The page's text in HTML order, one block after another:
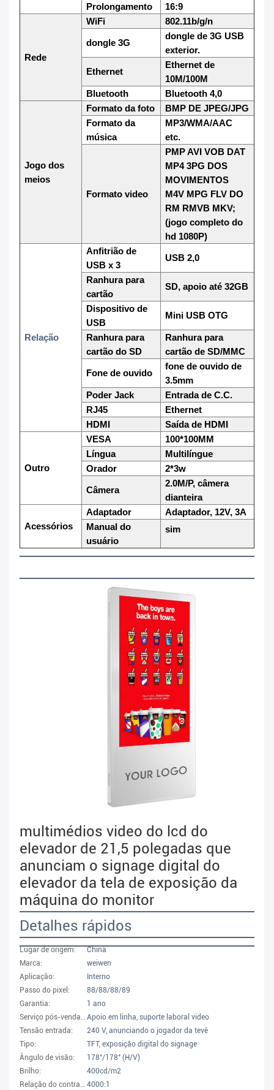
Prolongamento 16:9
Rede
WiFi 802.11b/g/n
dongle 3G
dongle de 3G USB
exterior.
Ethernet
Ethernet de
10M/100M
Bluetooth
Bluetooth 4,0
Jogo dos
meios
Formato da foto
BMP DE JPEG/JPG
Formato da
música
MP3/WMA/AAC
etc.
Formato video
PMP AVI VOB DAT
MP4 3PG DOS
MOVIMENTOS
M4V MPG FLV DO
RM RMVB MKV;
(jogo completo do
hd 1080P)
Relação
Anfitrião de
USB x 3
USB 2,0
Ranhura para
cartão
SD, apoio até 32GB
Dispositivo de
USB
Mini USB OTG
Ranhura para
cartão do SD
Ranhura para
cartão de SD/MMC
Fone de ouvido
fone de ouvido de
3.5mm
Poder Jack
Entrada de C.C.
RJ45
Ethernet
HDMI
Saída de HDMI
Outro
VESA
100*100MM
Língua
Multilíngue
Orador
2*3w
Câmera
2.0M/P, câmera
dianteira
Acessórios
Adaptador
Adaptador, 12V, 3A
Manual do
usuário
sim
multimédios video do lcd do
elevador de 21,5 polegadas que
anunciam o signage digital do
elevador da tela de exposição da
máquina do monitor
Detalhes rápidos
Lugar de origem:
China
Marca:
weiwen
Aplicação:
Interno
Passo do pixel:
88/88/88/89
Garantia:
1 ano
Serviço pós-venda proporcionado: Apoio em linha, suporte laboral video
Tensão entrada:
240 V, anunciando o jogador da tevê
Tipo:
TFT, exposição digital do signage
Ângulo de visão:
178°/178° (H/V)
Brilho:
400cd/m2
Relação do contraste: 4000:1